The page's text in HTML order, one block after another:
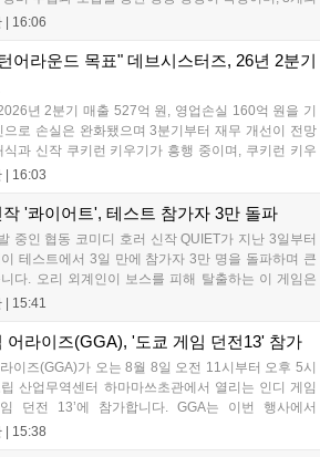
전략적 전투와 길드전 등 다양한 콘텐츠를 제공한
세 내용은 공식 라운지에서 확인할 수 있다. 이용자
콘텐츠 플레이를 통해 성장을 지원받을 수 있다....
| 16:06
어라운드 목표" 데브시스터즈, 26년 2분기
년 2분기 매출 527억 원, 영업손실 160억 원을 기
으로 손실은 완화됐으며 3분기부터 재무 개선이 전망
식과 신작 쿠키런 키우기가 흥행 중이며, 쿠키런 키우
트를 시작으로 2주 간격의 콘텐츠를 제공한다. 또한
효율화와 신작 흥행을 통해 하반기 실적 턴어라운드
| 16:03
'콰이어트', 테스트 참가자 3만 돌파
중인 협동 코미디 호러 신작 QUIET가 지난 3일부터
테스트에서 3일 만에 참가자 3만 명을 돌파하며 큰
다. 오리 외계인이 보스를 피해 탈출하는 이 게임은
원하며, 소음 관리와 물리 법칙을 활용한 전략적 플레
세 정보는 스팀 페이지에서 확인 가능합니다....
| 15:41
어라이즈(GGA), '도쿄 게임 던전13' 참가
이즈(GGA)가 오는 8월 8일 오전 11시부터 오후 5시
산업무역센터 하마마쓰초관에서 열리는 인디 게임
던전 13’에 참가합니다. GGA는 이번 행사에서
COLLECTION’ 시리즈의 미공개 작품 12종을 최초
| 15:38